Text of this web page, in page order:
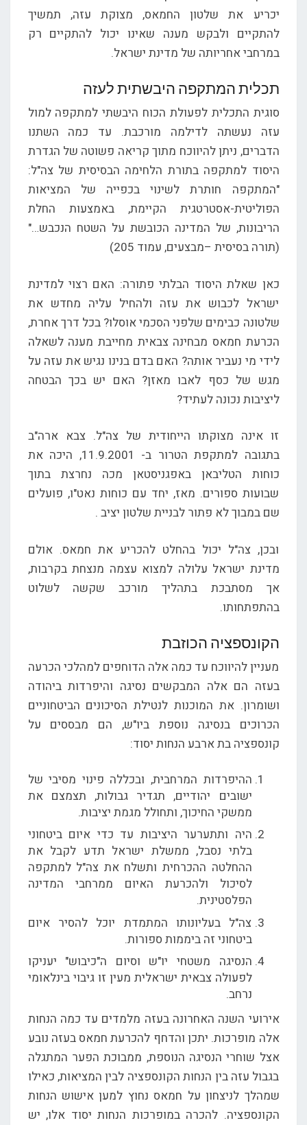
יכריע את שלטון החמאס, מצוקת עזה, תמשיך
להתקיים ולבקש מענה שאינו יכול להתקיים רק
במרחבי אחריותה של מדינת ישראל.
תכלית המתקפה היבשתית לעזה
סוגית התכלית לפעולת הכוח היבשתי למתקפה למול
עזה נעשתה לדילמה מורכבת. עד כמה השתנו
הדברים, ניתן להיווכח מתוך קריאה פשוטה של הגדרת
היסוד למתקפה בתורת הלחימה הבסיסית של צה"ל:
"המתקפה חותרת לשינוי בכפייה של המציאות
הפוליטית-אסטרטגית הקיימת, באמצעות החלת
הריבונות, של המדינה הכובשת על השטח הנכבש…"
(תורה בסיסית –מבצעים, עמוד 205)
כאן שאלת היסוד הבלתי פתורה: האם רצוי למדינת
ישראל לכבוש את עזה ולהחיל עליה מחדש את
שלטונה כבימים שלפני הסכמי אוסלו? בכל דרך אחרת,
הכרעת חמאס מבחינה צבאית מחייבת מענה לשאלה
לידי מי נעביר אותה? האם בדם בנינו נגיש את עזה על
מגש של כסף לאבו מאזן? האם יש בכך הבטחה
ליציבות נכונה לעתיד?
זו אינה מצוקתו הייחודית של צה"ל. צבא ארה"ב
בתגובה למתקפת הטרור ב- 11.9.2001, היכה את
כוחות הטליבאן באפגניסטאן מכה נחרצת בתוך
שבועות ספורים. מאז, יחד עם כוחות נאט"ו, פועלים
שם במבוך לא פתור לבניית שלטון יציב .
ובכן, צה"ל יכול בהחלט להכריע את חמאס. אולם
מדינת ישראל עלולה למצוא עצמה מנצחת בקרבות,
אך מסתבכת בתהליך מורכב שקשה לשלוט
בהתפתחותו.
הקונספציה הכוזבת
מעניין להיווכח עד כמה אלה הדוחפים למהלכי הכרעה
בעזה הם אלה המבקשים נסיגה והיפרדות ביהודה
ושומרון. את המוכנות לנטילת הסיכונים הביטחוניים
הכרוכים בנסיגה נוספת ביו"ש, הם מבססים על
קונספציה בת ארבע הנחות יסוד:
ההיפרדות המרחבית, ובכללה פינוי מסיבי של
ישובים יהודיים, תגדיר גבולות, תצמצם את
ממשקי החיכוך, ותחולל מגמת יציבות.
היה ותתערער היציבות עד כדי איום ביטחוני
בלתי נסבל, ממשלת ישראל תדע לקבל את
ההחלטה ההכרחית ותשלח את צה"ל למתקפה
לסיכול ולהכרעת האיום ממרחבי המדינה
הפלסטינית.
צה"ל בעליונותו המתמדת יוכל להסיר איום
ביטחוני זה ביממות ספורות.
הנסיגה משטחי יו"ש וסיום ה"כיבוש" יעניקו
לפעולה צבאית ישראלית מעין זו גיבוי בינלאומי
נרחב.
אירועי השנה האחרונה בעזה מלמדים עד כמה הנחות
אלה מופרכות. יתכן והדחף להכרעת חמאס בעזה נובע
אצל שוחרי הנסיגה הנוספת, ממבוכת הפער המתגלה
בגבול עזה בין הנחות הקונספציה לבין המציאות, כאילו
שמהלך לניצחון על חמאס נחוץ למען אישוש הנחות
הקונספציה. להכרה במופרכות הנחות יסוד אלו, יש